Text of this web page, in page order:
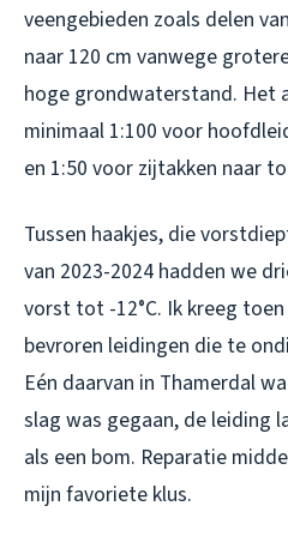
veengebieden zoals delen
naar 120 cm vanwege
hoge grondwaterstand. Het
minimaal 1:100 voor
en 1:50 voor zijtakken naar
Tussen haakjes, die
van 2023-2024 hadden we
vorst tot -12°C. Ik kreeg
bevroren leidingen die te
Eén daarvan in Thamerdal
slag was gegaan, de leiding
als een bom. Reparatie
mijn favoriete klus.